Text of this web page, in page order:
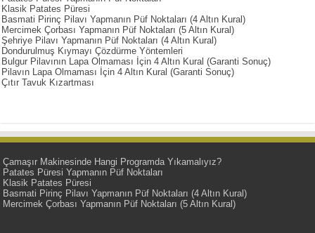
Klasik Patates Püresi
Basmati Pirinç Pilavı Yapmanın Püf Noktaları (4 Altın Kural)
Mercimek Çorbası Yapmanın Püf Noktaları (5 Altın Kural)
Şehriye Pilavı Yapmanın Püf Noktaları (4 Altın Kural)
Dondurulmuş Kıymayı Çözdürme Yöntemleri
Bulgur Pilavının Lapa Olmaması İçin 4 Altın Kural (Garanti Sonuç)
Pilavın Lapa Olmaması İçin 4 Altın Kural (Garanti Sonuç)
Çıtır Tavuk Kızartması
Çamaşır Makinesinde Hangi Programda Yıkamalıyız?
Patates Püresi Yapmanın Püf Noktaları
Klasik Patates Püresi
Basmati Pirinç Pilavı Yapmanın Püf Noktaları (4 Altın Kural)
Mercimek Çorbası Yapmanın Püf Noktaları (5 Altın Kural)